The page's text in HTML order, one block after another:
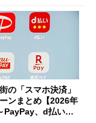
の「スマホ決済」
ンまとめ【2026年
PayPay、d払い、a